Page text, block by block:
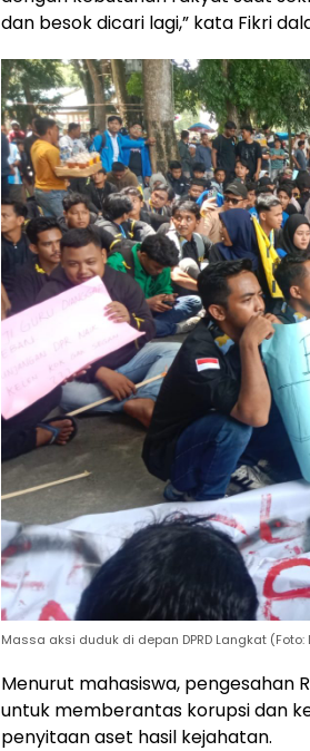
dan besok dicari lagi,” kata Fikri
Massa aksi duduk di depan DPRD Langkat (Foto:
Menurut mahasiswa, pengesahan
untuk memberantas korupsi dan
penyitaan aset hasil kejahatan.